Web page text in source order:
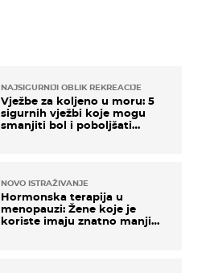
NAJSIGURNIJI OBLIK REKREACIJE
Vježbe za koljeno u moru: 5
sigurnih vježbi koje mogu
smanjiti bol i poboljšati
NOVO ISTRAŽIVANJE
Hormonska terapija u
menopauzi: Žene koje je
koriste imaju znatno manji